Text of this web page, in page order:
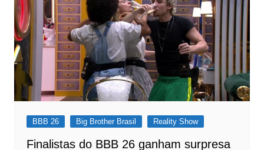
BBB 26 Big Brother Brasil Reality Show
Finalistas do BBB 26 ganham surpresa